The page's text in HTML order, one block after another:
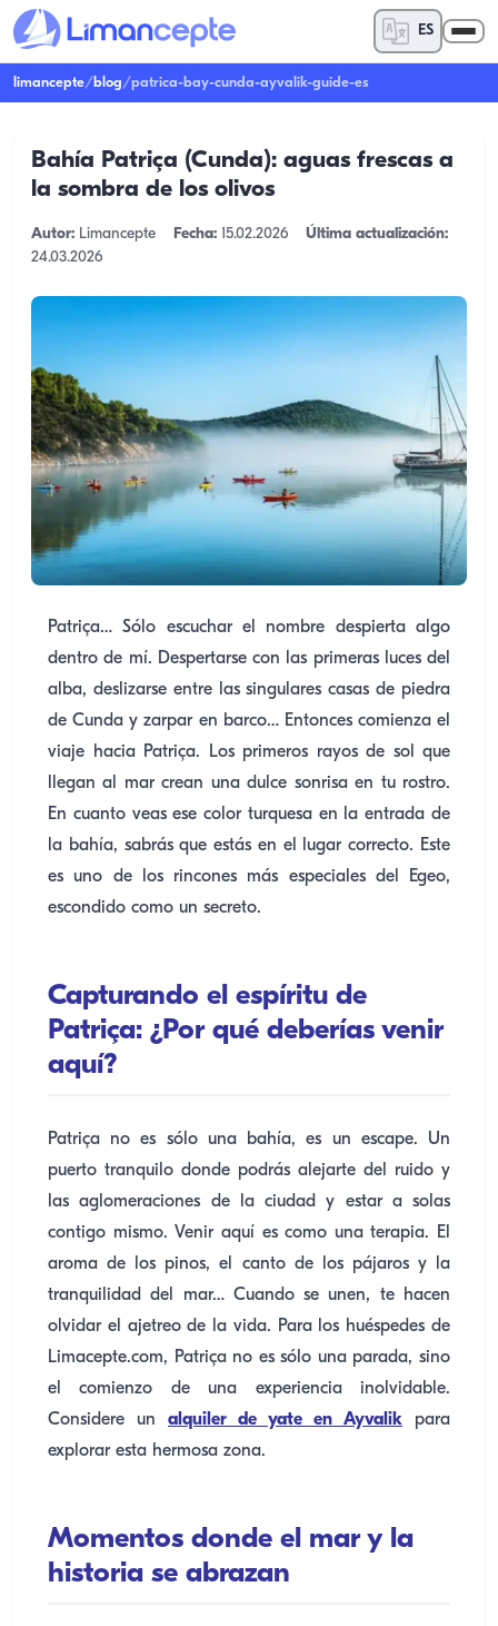
ES
limancepte/blog/patrica-bay-cunda-ayvalik-guide-es
Bahía Patriça (Cunda): aguas frescas a
la sombra de los olivos
Autor: Limancepte Fecha: 15.02.2026
Última actualización:
24.03.2026
Patriça… Sólo escuchar el nombre despierta algo
dentro de mí. Despertarse con las primeras luces del
alba, deslizarse entre las singulares casas de piedra
de Cunda y zarpar en barco… Entonces comienza el
viaje hacia Patriça. Los primeros rayos de sol que
llegan al mar crean una dulce sonrisa en tu rostro.
En cuanto veas ese color turquesa en la entrada de
la bahía, sabrás que estás en el lugar correcto. Este
es uno de los rincones más especiales del Egeo,
escondido como un secreto.
Capturando el espíritu de
Patriça: ¿Por qué deberías venir
aquí?
Patriça no es sólo una bahía, es un escape. Un
puerto tranquilo donde podrás alejarte del ruido y
las aglomeraciones de la ciudad y estar a solas
contigo mismo. Venir aquí es como una terapia. El
aroma de los pinos, el canto de los pájaros y la
tranquilidad del mar… Cuando se unen, te hacen
olvidar el ajetreo de la vida. Para los huéspedes de
Limacepte.com, Patriça no es sólo una parada, sino
el comienzo de una experiencia inolvidable.
Considere un alquiler de yate en Ayvalik para
explorar esta hermosa zona.
Momentos donde el mar y la
historia se abrazan